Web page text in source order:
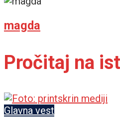
magda
Pročitaj na
Glavna vest